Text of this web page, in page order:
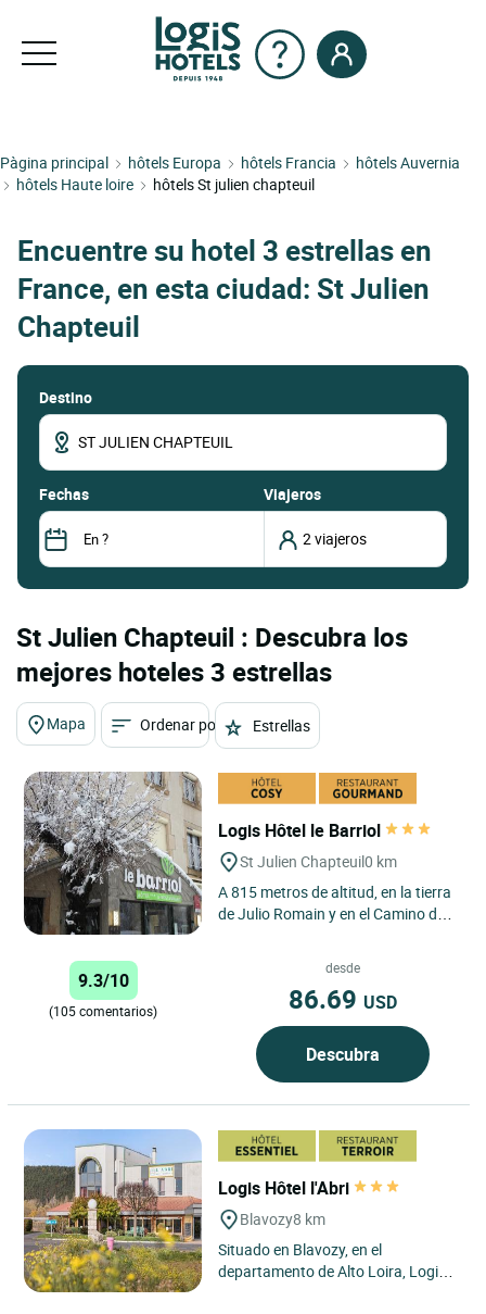
Pàgina principal hôtels Europa hôtels Francia
hôtels Auvernia
hôtels Haute loire
hôtels St julien chapteuil
Encuentre su hotel 3 estrellas en
France, en esta ciudad: St Julien
Chapteuil
Destino
fechas Viajeros
St Julien Chapteuil : Descubra los
mejores hoteles 3 estrellas
Mapa Ordenar por Estrellas
Logis Hôtel le Barriol
St Julien Chapteuil0 km
A 815 metros de altitud, en la tierra
de Julio Romain y en el Camino de
9.3/10
(105 comentarios)
desde
86.69 USD
Descubra
Logis Hôtel l'Abri
Blavozy8 km
Situado en Blavozy, en el
departamento de Alto Loira, Logis